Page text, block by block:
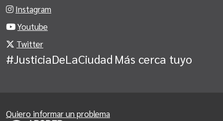
Instagram
Youtube
Twitter
#JusticiaDeLaCiudad Más cerca tuyo
Quiero informar un problema